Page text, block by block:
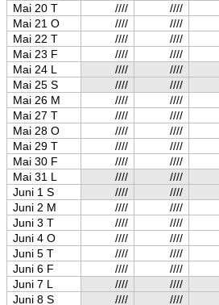
Mai 20 T
//// ////
Mai 21 O
//// ////
Mai 22 T
//// ////
Mai 23 F
//// ////
Mai 24 L
//// ////
Mai 25 S
//// ////
Mai 26 M
//// ////
Mai 27 T
//// ////
Mai 28 O
//// ////
Mai 29 T
//// ////
Mai 30 F
//// ////
Mai 31 L
//// ////
Juni 1 S
//// ////
Juni 2 M
//// ////
Juni 3 T
//// ////
Juni 4 O
//// ////
Juni 5 T
//// ////
Juni 6 F
//// ////
Juni 7 L
//// ////
Juni 8 S
//// ////